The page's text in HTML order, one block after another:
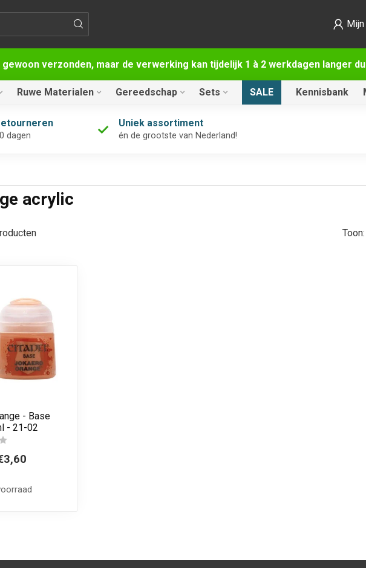
verzonden, maar de verwerking kan tijdelijk 1 à 2 werkdagen langer
Ruwe Materialen Gereedschap Sets SALE Kennisbank
dagen
Uniek assortiment
én de grootste van Nederland!
acrylic
Toon:
- Base
- 21-02